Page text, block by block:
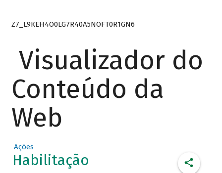
Z7_L9KEH4O0LG7R40A5NOFT0R1GN6
Visualizador do
Conteúdo da
Web
Ações
Habilitação